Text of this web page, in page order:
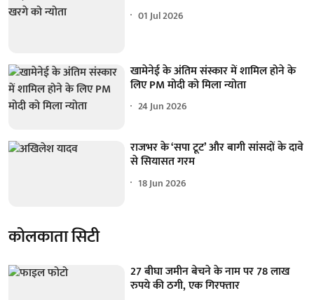
01 Jul 2026
खामेनेई के अंतिम संस्कार में शामिल होने के
लिए PM मोदी को मिला न्योता
24 Jun 2026
राजभर के ‘सपा टूट’ और बागी सांसदों के दावे
से सियासत गरम
18 Jun 2026
कोलकाता सिटी
27 बीघा जमीन बेचने के नाम पर 78 लाख
रुपये की ठगी, एक गिरफ्तार